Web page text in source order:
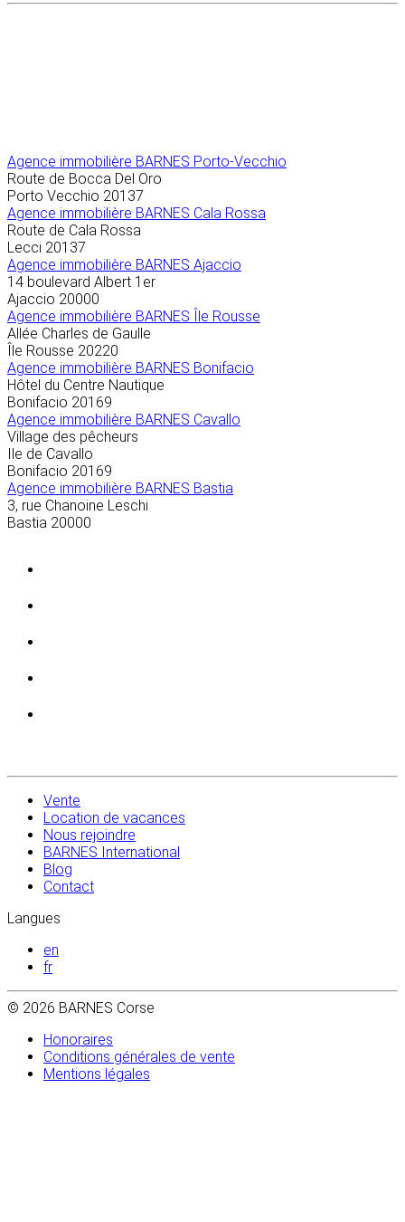
Agence immobilière BARNES Porto-Vecchio
Route de Bocca Del Oro
Porto Vecchio 20137
Agence immobilière BARNES Cala Rossa
Route de Cala Rossa
Lecci 20137
Agence immobilière BARNES Ajaccio
14 boulevard Albert 1er
Ajaccio 20000
Agence immobilière BARNES Île Rousse
Allée Charles de Gaulle
Île Rousse 20220
Agence immobilière BARNES Bonifacio
Hôtel du Centre Nautique
Bonifacio 20169
Agence immobilière BARNES Cavallo
Village des pêcheurs
Ile de Cavallo
Bonifacio 20169
Agence immobilière BARNES Bastia
3, rue Chanoine Leschi
Bastia 20000
Vente
Location de vacances
Nous rejoindre
BARNES International
Blog
Contact
Langues
en
fr
© 2026 BARNES Corse
Honoraires
Conditions générales de vente
Mentions légales